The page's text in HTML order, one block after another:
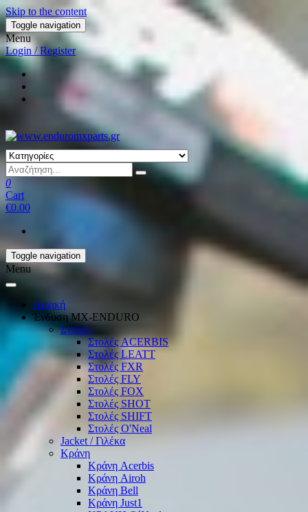
Skip to the content
Toggle navigation
Menu
Login / Register
0
Cart
€0.00
Toggle navigation
Menu
Αρχική
Ένδυση ΜΧ-ΕΝDURO
Στολές
Στολές ACERBIS
Στολές LEATT
Στολές FXR
Στολές FLY
Στολές FOX
Στολές SHOT
Στολές SHIFT
Στολές O'Neal
Jacket / Γιλέκα
Κράνη
Κράνη Acerbis
Κράνη Airoh
Κράνη Bell
Κράνη Just1